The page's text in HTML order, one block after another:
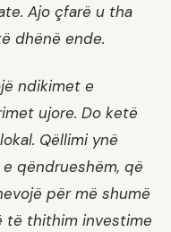
Ajo çfarë u tha
dhënë ende.
ndikimet e
ujore. Do ketë
Qëllimi ynë
qëndrueshëm, që
për më shumë
të thithim investime